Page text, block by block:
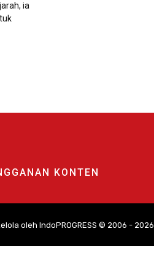
ia
KONTEN
oleh IndoPROGRESS © 2006 - 2026.